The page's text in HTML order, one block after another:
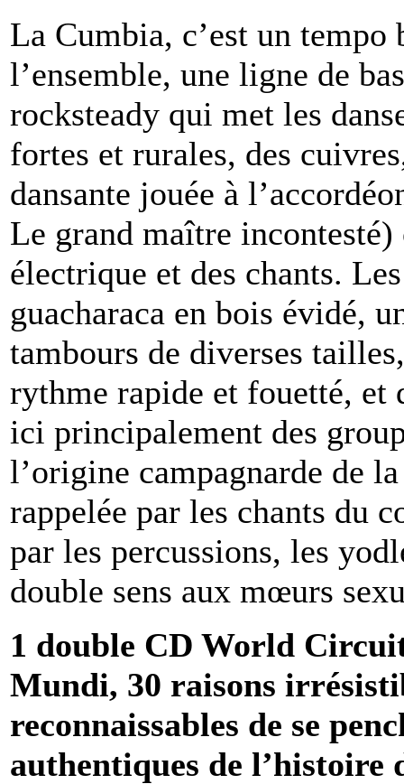
La Cumbia, c’est un
l’ensemble, une ligne de
rocksteady qui met les
fortes et rurales, des
dansante jouée à
Le grand maître
électrique et des chants.
guacharaca en bois évidé,
tambours de diverses
rythme rapide et fouetté, et
ici principalement des
l’origine campagnarde de
rappelée par les chants du
par les percussions, les
double sens aux mœurs
1 double CD World
Mundi, 30 raisons
reconnaissables de se
authentiques de l’histoire